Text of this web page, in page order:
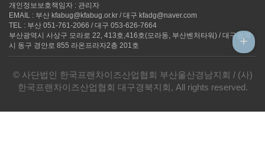
+
개인정보보호책임자 : 관리자
EMAIL : 부산 kfabug@kfabug.or.kr / 대구 kfadg@naver.com
TEL : 부산 051-761-2066 / 대구 053-626-7664
부산광역시 사상구 모라로 22, 413호,416호(모라동, 부산벤처타워) / 대구광역
시 동구 경안로 855 라온프라자2층 201호
© 사단법인 한국프랜차이즈산업협회 부산울산경남지회 / (사)
한국프랜차이즈산업협회 대구경북지회, All rights reserved.